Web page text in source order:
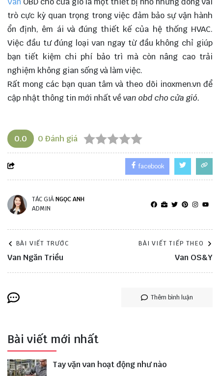
trò cực kỳ quan trọng trong việc đảm bảo sự vận hành
ổn định, êm ái và đúng thiết kế của hệ thống HVAC.
Việc đầu tư đúng loại van ngay từ đầu không chỉ giúp
bạn tiết kiệm chi phí bảo trì mà còn nâng cao trải
nghiệm không gian sống và làm việc.
Rất mong các bạn quan tâm và theo dõi inoxmen.vn để
cập nhật thông tin mới nhất vềvan obd cho cửa gió.
0.0 0 Đánh giá
facebook
TÁC GIẢNGỌC ANH
ADMIN
BÀI VIẾT TRƯỚC
Van Ngăn Triều
BÀI VIẾT TIẾP THEO
Van OS&Y
Thêm bình luận
Bài viết mới nhất
Tay vặn van hoạt động như nào